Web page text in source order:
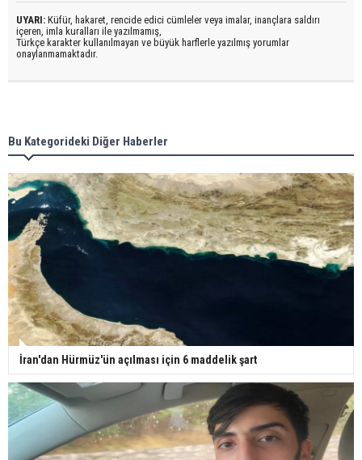
UYARI: Küfür, hakaret, rencide edici cümleler veya imalar, inançlara saldırı
içeren, imla kuralları ile yazılmamış,
Türkçe karakter kullanılmayan ve büyük harflerle yazılmış yorumlar
onaylanmamaktadır.
Bu Kategorideki Diğer Haberler
İran'dan Hürmüz'ün açılması için 6 maddelik şart